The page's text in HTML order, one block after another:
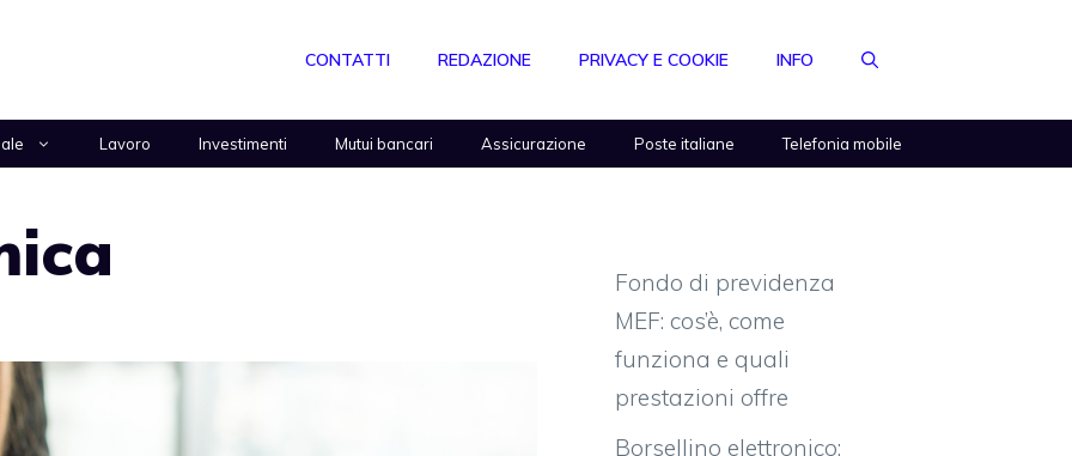
CONTATTI REDAZIONE PRIVACY E COOKIE INFO
Lavoro Investimenti Mutui bancari Assicurazione Poste italiane Telefonia mobile
Fondo di previdenza
MEF: cos’è, come
funziona e quali
prestazioni offre
Borsellino elettronico: